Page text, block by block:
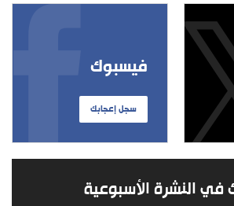
فيسبوك
سجل إعجابك
في النشرة الأسبوعية